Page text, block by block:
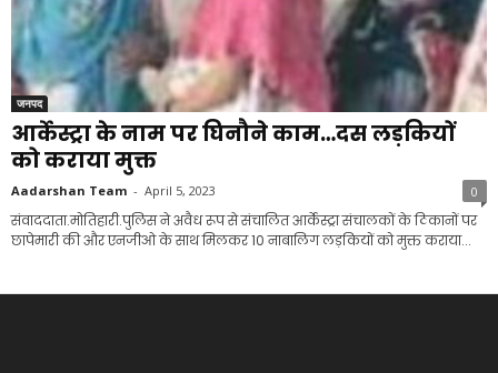
जनपद
आर्केस्ट्रा के नाम पर घिनौने काम…दस लड़कियों
को कराया मुक्त
Aadarshan Team - April 5, 2023 0
संवाददाता.मोतिहारी.पुलिस ने अवैध रूप से संचालित आर्केस्ट्रा संचालकों के ठिकानों पर
छापेमारी की और एनजीओ के साथ मिलकर 10 नाबालिग लड़कियों को मुक्त कराया...